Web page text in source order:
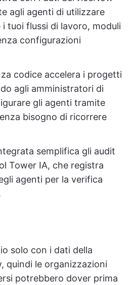
agli agenti di utilizzare
tuoi flussi di lavoro, moduli
configurazioni
codice accelera i progetti
agli amministratori di
gli agenti tramite
bisogno di ricorrere
semplifica gli audit
Tower IA, che registra
agenti per la verifica
solo con i dati della
quindi le organizzazioni
potrebbero dover prima